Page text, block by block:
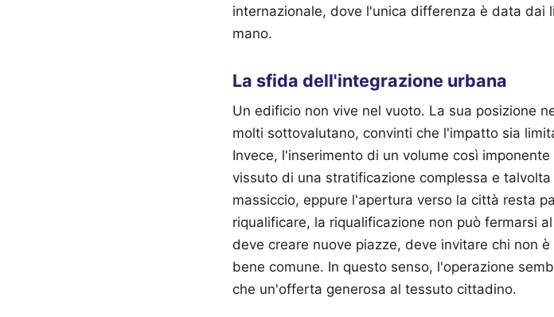
internazionale, dove l'unica differenza è data dai
mano.
La sfida dell'integrazione urbana
Un edificio non vive nel vuoto. La sua posizione
molti sottovalutano, convinti che l'impatto sia
Invece, l'inserimento di un volume così
vissuto di una stratificazione complessa e
massiccio, eppure l'apertura verso la città resta
riqualificare, la riqualificazione non può fermarsi
deve creare nuove piazze, deve invitare chi non
bene comune. In questo senso, l'operazione
che un'offerta generosa al tessuto cittadino.